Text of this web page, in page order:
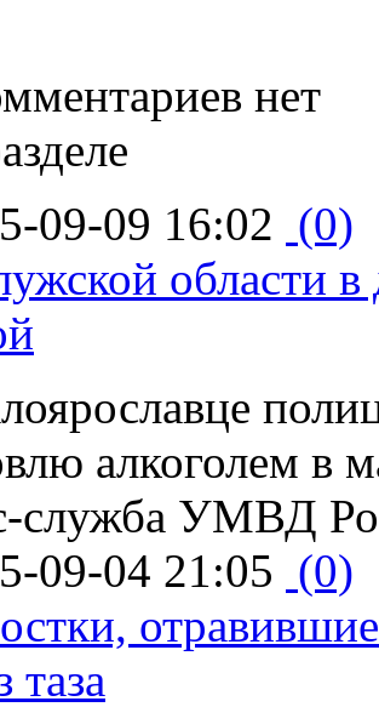
нет
09-09 16:02 (0)
области в
алкоголем в
служба УМВД
09-04 21:05 (0)
таза